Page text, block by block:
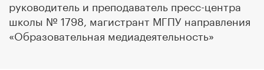
руководитель и преподаватель пресс-центра
школы № 1798, магистрант МГПУ направления
«Образовательная медиадеятельность»